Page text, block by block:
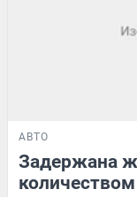
АВТО
Задержана